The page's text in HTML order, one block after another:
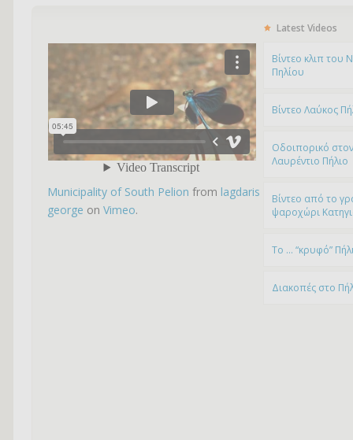
Municipality of South Pelion from lagdaris
george on Vimeo.
Latest Videos
Bίντεο κλιπ του
Πηλίου
Βίντεο Λαύκος
Οδοιπορικό
Λαυρέντιο Πήλιο
Βίντεο από το
ψαροχώρι
To … “κρυφό”
Διακοπές στο